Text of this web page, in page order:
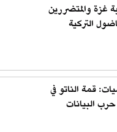
غزة والمتضررين
التركية
قمة الناتو في
البيانات